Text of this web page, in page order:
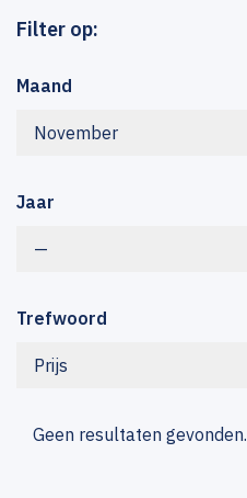
Filter op:
Maand
November
Jaar
—
Trefwoord
Prijs
Geen resultaten gevonden.